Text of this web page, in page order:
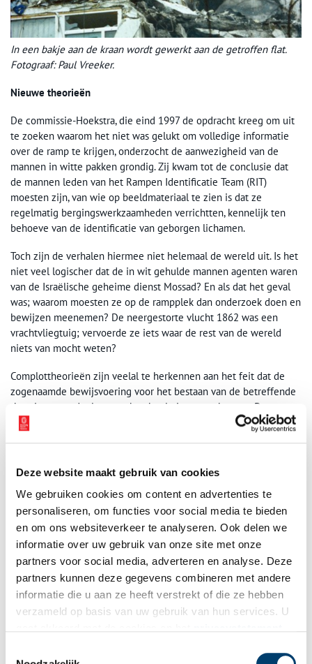
Deze website maakt gebruik van cookies
We gebruiken cookies om content en advertenties te
personaliseren, om functies voor social media te bieden
en om ons websiteverkeer te analyseren. Ook delen we
informatie over uw gebruik van onze site met onze
partners voor social media, adverteren en analyse. Deze
partners kunnen deze gegevens combineren met andere
informatie die u aan ze heeft verstrekt of die ze hebben
verzameld op basis van uw gebruik van hun services. U
In een bakje aan de kraan wordt gewerkt aan de getroffen flat.
Fotograaf: Paul Vreeker.
Nieuwe theorieën
De commissie-Hoekstra, die eind 1997 de opdracht kreeg om uit
te zoeken waarom het niet was gelukt om volledige informatie
over de ramp te krijgen, onderzocht de aanwezigheid van de
mannen in witte pakken grondig. Zij kwam tot de conclusie dat
de mannen leden van het Rampen Identificatie Team (RIT)
moesten zijn, van wie op beeldmateriaal te zien is dat ze
regelmatig bergingswerkzaamheden verrichtten, kennelijk ten
behoeve van de identificatie van geborgen lichamen.
Toch zijn de verhalen hiermee niet helemaal de wereld uit. Is het
niet veel logischer dat de in wit gehulde mannen agenten waren
van de Israëlische geheime dienst Mossad? En als dat het geval
was; waarom moesten ze op de rampplek dan onderzoek doen en
bewijzen meenemen? De neergestorte vlucht 1862 was een
vrachtvliegtuig; vervoerde ze iets waar de rest van de wereld
niets van mocht weten?
Complottheorieën zijn veelal te herkennen aan het feit dat de
zogenaamde bewijsvoering voor het bestaan van de betreffende
theorie grotendeels en vaak geheel uit vragen bestaat. De
gangbare verklaring voor de waarneming wordt in twijfel
In het geval van de Bijlmerramp waren de antwoorden nog
spectaculairder dan de vragen; de mannen in witte pakken
moesten wel geheim agenten uit Israël zijn, aangezien
verschillende getuigen hadden waargenomen dat de mannen
geen Nederlands spraken. De mannen zouden bewijzen hebben
laten verdwijnen, die wezen op de aanwezigheid van een
militaire lading in het vrachtvliegtuig. Al snel werden de mannen
ook in verband gebracht met gezondheidsklachten die
uraniumdeeltjes, waarvan een verdacht hoge concentratie op de